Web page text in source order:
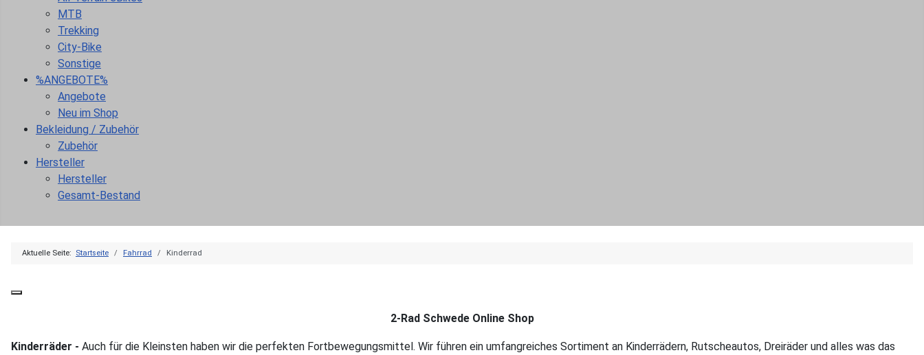
MTB
Trekking
City-Bike
Sonstige
%ANGEBOTE%
Angebote
Neu im Shop
Bekleidung / Zubehör
Zubehör
Hersteller
Hersteller
Gesamt-Bestand
Aktuelle Seite: Startseite Fahrrad Kinderrad
2-Rad Schwede Online Shop
Kinderräder - Auch für die Kleinsten haben wir die perfekten Fortbewegungsmittel. Wir führen ein umfangreiches Sortiment an Kinderrädern, Rutscheautos, Dreiräder und alles was das